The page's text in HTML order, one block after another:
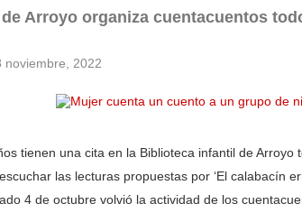
Arroyo organiza cuentacuentos
noviembre, 2022
tienen una cita en la Biblioteca infantil de
las lecturas propuestas por ‘El calabacín
4 de octubre volvió la actividad de los